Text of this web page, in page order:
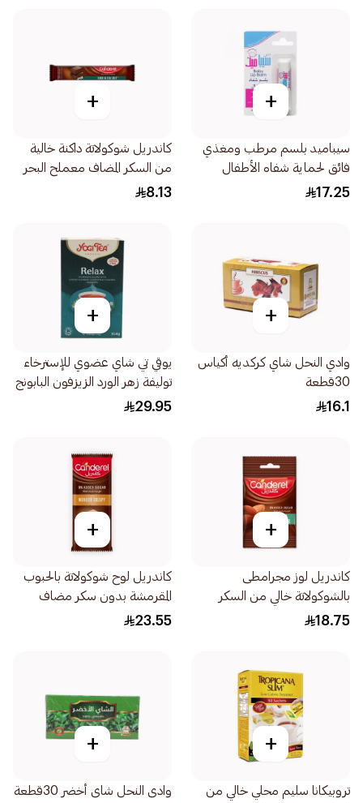
+
سيباميد بلسم مرطب ومغذي
فائق لحماية شفاه الأطفال
والرضع 4.8جرام
17.25
+
كاندريل شوكولاتة داكنة خالية
من السكر المضاف معملح البحر
30جرام
8.13
+
وادي النحل شاي كركديه أكياس
30قطعة
16.1
+
يوقي تي شاي عضوي للإسترخاء
توليفة زهر الورد الزيزفون البابونج
17قطعة
29.95
+
كاندريل لوز مجرامطى
بالشوكولاتة خالي من السكر
المضاف 40جرام
18.75
+
كاندريل لوح شوكولاتة بالحبوب
المقرمشة بدون سكر مضاف
100جرام
23.55
+
تروبيكانا سليم محلي خالي من
+
وادى النحل شاى أخضر 30قطعة